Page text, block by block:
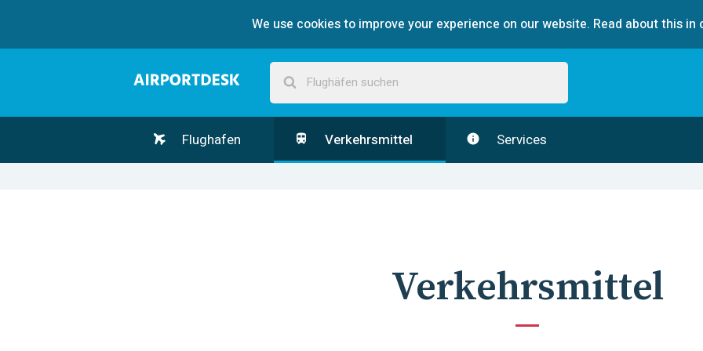
We use cookies to improve your experience on our website. Read about this in
Flughafen Verkehrsmittel Services
Verkehrsmittel